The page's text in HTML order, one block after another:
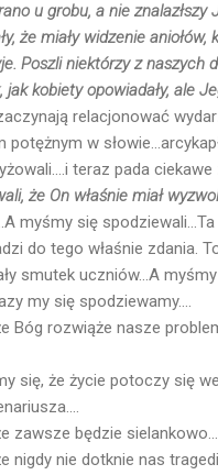
u grobu, a nie znalazłszy
że miały widzenie aniołów,
Poszli niektórzy z naszych
kobiety opowiadały, ale
relacjonować
potężnym w
teraz pada ciekawe
że On właśnie miał
myśmy się spodziewali...Ta
do tego właśnie zdania.
smutek uczniów...A
my się spodziewamy....
Bóg rozwiąże nasze
się, że życie potoczy się
zawsze będzie
nigdy nie dotknie nas